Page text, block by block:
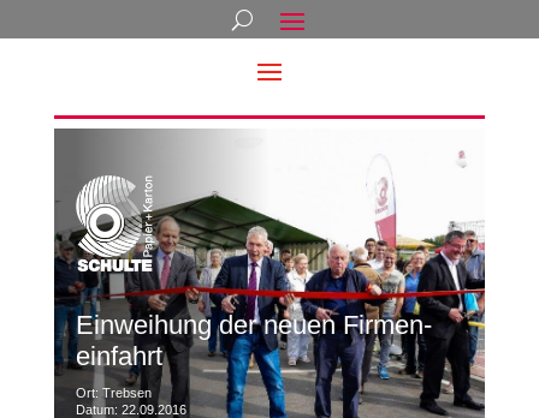
Einweihung der neuen Firmen­
einfahrt
Ort: Trebsen
Datum: 22.09.2016